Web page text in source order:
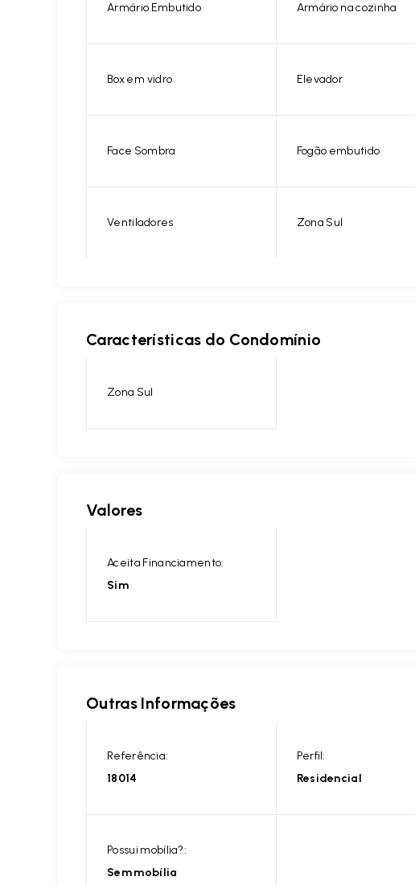
Armário Embutido Armário na cozinha
Box em vidro Elevador
Face Sombra Fogão embutido
Ventiladores Zona Sul
Características do Condomínio
Zona Sul
Valores
Aceita Financiamento:
Sim
Outras Informações
Referência:
18014
Perfil:
Residencial
Possui mobília?:
Sem mobília